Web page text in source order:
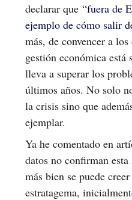
declarar que “fuera de
ejemplo de cómo salir
más, de convencer a
gestión económica
lleva a superar los
últimos años. No solo
la crisis sino que
ejemplar.
Ya he comentado en
datos no confirman
más bien se puede
estratagema,